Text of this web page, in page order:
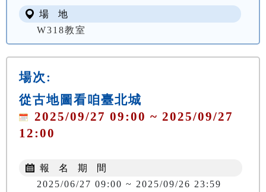
場 地
W318教室
場次:
從古地圖看咱臺北城
2025/09/27 09:00 ~ 2025/09/27
12:00
報 名 期 間
2025/06/27 09:00 ~ 2025/09/26 23:59